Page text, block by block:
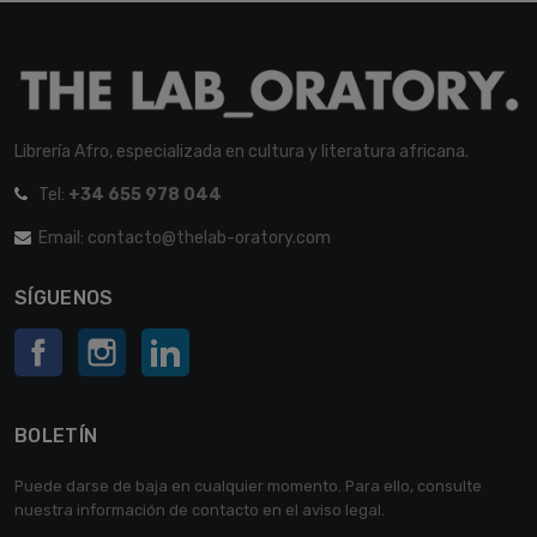
Librería Afro, especializada en cultura y literatura africana.
Tel: +34 655 978 044
Email: contacto@thelab-oratory.com
SÍGUENOS
Facebook Instagram
BOLETÍN
Puede darse de baja en cualquier momento. Para ello, consulte
nuestra información de contacto en el aviso legal.